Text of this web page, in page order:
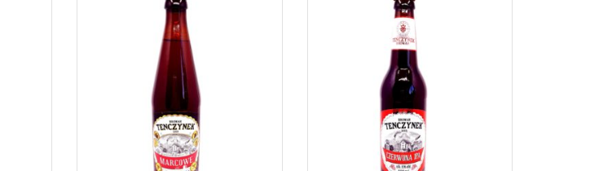
DOWIEDZ SIĘ WIĘCEJ DOWIEDZ SIĘ WIĘCEJ